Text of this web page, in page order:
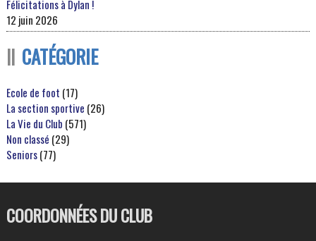
Félicitations à Dylan !
12 juin 2026
CATÉGORIE
Ecole de foot (17)
La section sportive (26)
La Vie du Club (571)
Non classé (29)
Seniors(77)
COORDONNÉES DU CLUB